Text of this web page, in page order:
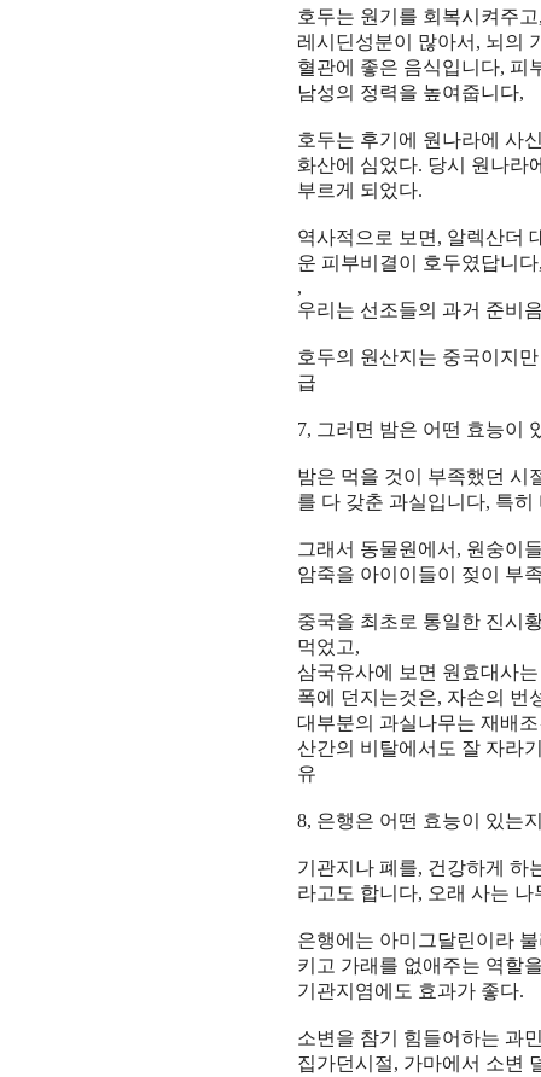
호두는 원기 를 회복시켜주고
레시딘성분이 많아서 , 뇌 의
혈관에 좋은 음식입니다, 피
남성의 정력을 높여줍니다,
호두는 후기 에 원나라에 사
화산에 심었다. 당시 원나라
부르게 되었다.
역사적 으로 보면 , 알렉산더
운 피부비결이 호두였답니다
,
우리는 선조들의 과거 준비
호두의 원산지 는 중국이지
급
7, 그러면 밤은 어떤 효능이
밤은 먹을 것이 부족했던 시
를 다 갖춘 과실입니다, 특히
그래서 동물원 에서 , 원숭이
암죽을 아이이 들이 젖이 부
중국을 최초 로 통일한 진시
먹었고,
삼국유사에 보면 원효대사
폭에 던지는것은, 자손의 번
대부분의 과실나무는 재배
산간의 비탈에서도 잘 자라
유
8, 은행은 어떤 효능이 있는
기관지나폐 를, 건강하게 하
라고도 합니다, 오래 사는
은행에는 아미그달린이라
키고 가래 를 없애주는 역할
기관지염에도 효과가 좋다.
소변 을 참기 힘들어하는 과
집가던시절, 가마에서 소변